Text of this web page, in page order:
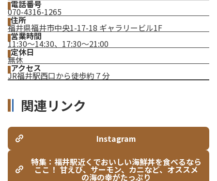
電話番号
070-4316-1265
住所
福井県福井市中央1-17-18 ギャラリービル1F
営業時間
11:30～14:30、17:30～21:00
定休日
無休
アクセス
JR福井駅西口から徒歩約７分
関連リンク
Instagram
特集：福井駅近くでおいしい海鮮丼を食べるなら
ここ！ 甘えび、サーモン、カニなど、オススメ
の海の幸がたっぷり